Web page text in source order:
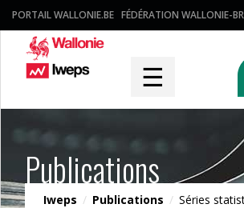
PORTAIL WALLONIE.BE FÉDÉRATION WALLONIE-
☰
Publications
Iweps / Publications / Séries